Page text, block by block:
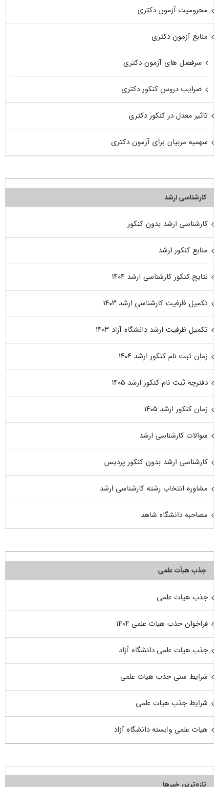
محرومیت آزمون دکتری
منابع آزمون دکتری
سرفصل های آزمون دکتری
ضرایب دروس کنکور دکتری
تاثیر معدل در کنکور دکتری
سهمیه مربیان برای آزمون دکتری
کارشناسی ارشد
کارشناسی ارشد بدون کنکور
منابع کنکور ارشد
نتایج کنکور کارشناسی ارشد ۱۴۰۴
تکمیل ظرفیت کارشناسی ارشد ۱۴۰۳
تکمیل ظرفیت ارشد دانشگاه آزاد ۱۴۰۳
زمان ثبت نام کنکور ارشد ۱۴۰۴
دفترچه ثبت نام کنکور ارشد ۱۴۰۵
زمان کنکور ارشد ۱۴۰۵
سوالات کارشناسی ارشد
کارشناسی ارشد بدون کنکور پردیس
مشاوره انتخاب رشته کارشناسی ارشد
مصاحبه دانشگاه شاهد
جذب هیأت علمی
جذب هیات علمی
فراخوان جذب هیات علمی ۱۴۰۴
جذب هیات علمی دانشگاه آزاد
شرایط سنی جذب هیات علمی
شرایط جذب هیات علمی
هیات علمی وابسته دانشگاه آزاد
تازه‌ترین خبرها